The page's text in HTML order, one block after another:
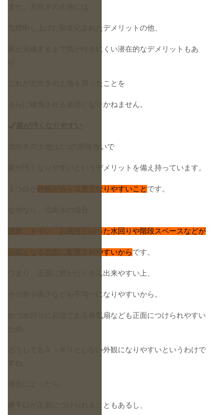
先程申し上げた顕在化されたデメリットの他、
家が完成するまで気が付きにくい潜在的なデメリットもあ
これが北向きの土地を買ったことを
さらに後悔させる原因となりかねません。
北向きの土地は2つの意味合いで
家が汚くなりやすいというデメリットを備え持っています。
外観がカッコ悪くなりやすいこと です。
洗面、トイレ、お風呂といった水回りや階段スペースなどが
正面となる北面に配置されやすいからです。
つまり、正面に窓がたくさん出来やすい上、
その形や高さなども不均一になりやすいから。
かつ水回りに必須である換気扇なども正面につけられやすい
どうしてもスッキリとしない外観になりやすいというわけで
勝手口が正面につけられることもあるし、